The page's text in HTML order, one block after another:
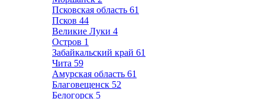
Псковская область 61
Псков 44
Великие Луки 4
Остров 1
Забайкальский край 61
Чита 59
Амурская область 61
Благовещенск 52
Белогорск 5